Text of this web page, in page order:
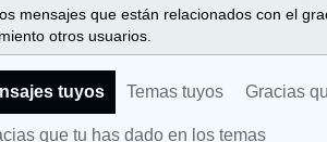
mensajes que están relacionados con el
otros usuarios.
tuyos Temas tuyos Gracias
que tu has dado en los temas